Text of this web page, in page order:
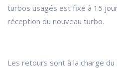
turbos usagés est fixé à 15
réception du nouveau turbo.
Les retours sont à la charge